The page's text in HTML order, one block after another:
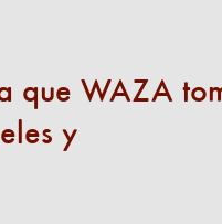
que WAZA
y